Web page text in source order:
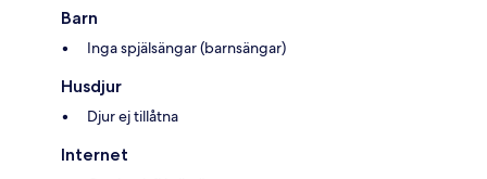
Barn
Inga spjälsängar (barnsängar)
Husdjur
Djur ej tillåtna
Internet